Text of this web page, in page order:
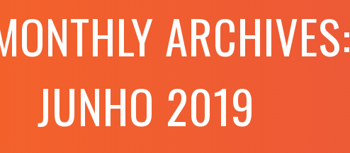
ARCHIVES:
JUNHO 2019